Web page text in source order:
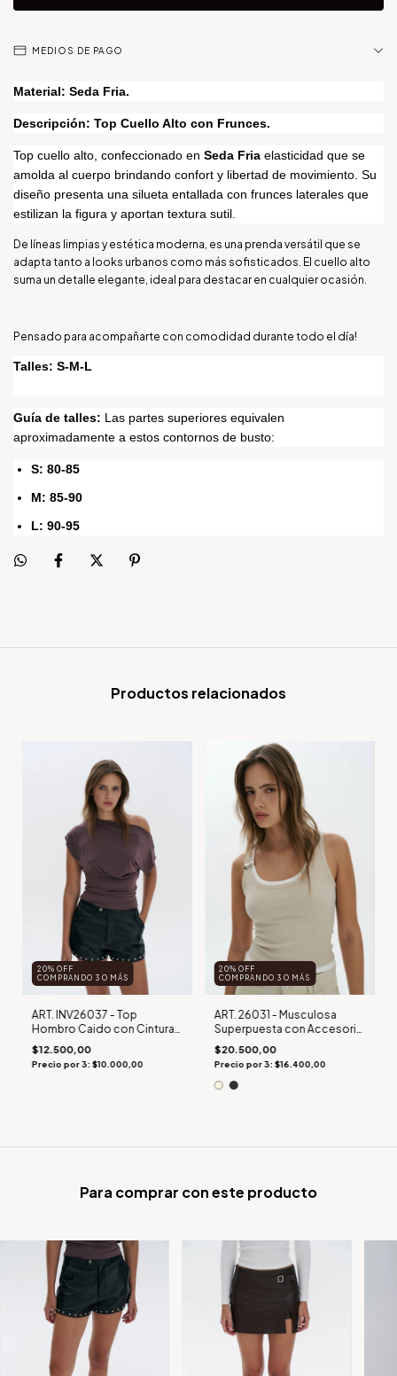
MEDIOS DE PAGO
Material: Seda Fria.
Descripción: Top Cuello Alto con Frunces.
Top cuello alto, confeccionado en Seda Fria elasticidad que se
amolda al cuerpo brindando confort y libertad de movimiento. Su
diseño presenta una silueta entallada con frunces laterales que
estilizan la figura y aportan textura sutil.
De líneas limpias y estética moderna, es una prenda versátil que se
adapta tanto a looks urbanos como más sofisticados. El cuello alto
suma un detalle elegante, ideal para destacar en cualquier ocasión.
Pensado para acompañarte con comodidad durante todo el día!
Talles: S-M-L
Guía de talles: Las partes superiores equivalen
aproximadamente a estos contornos de busto:
S: 80-85
M: 85-90
L: 90-95
Productos relacionados
20% OFF
COMPRANDO 3 O MÁS
ART. INV26037 - Top
Hombro Caido con Cintura
Ancha HILLARY
$12.500,00
Precio por 3: $10.000,00
20% OFF
COMPRANDO 3 O MÁS
ART. 26031 - Musculosa
Superpuesta con Accesorio
en Hombro AGATHA
$20.500,00
Precio por 3: $16.400,00
Para comprar con este producto